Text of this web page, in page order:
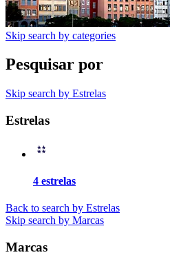
Skip search by categories
Pesquisar por
Skip search by Estrelas
Estrelas
4 estrelas
Back to search by Estrelas
Skip search by Marcas
Marcas